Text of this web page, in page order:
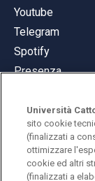
Youtube
Telegram
Spotify
Presenza
© Università
Largo A.
Università
sito cookie
(finalizzati a
ottimizzare
cookie ed altri
(finalizzati a